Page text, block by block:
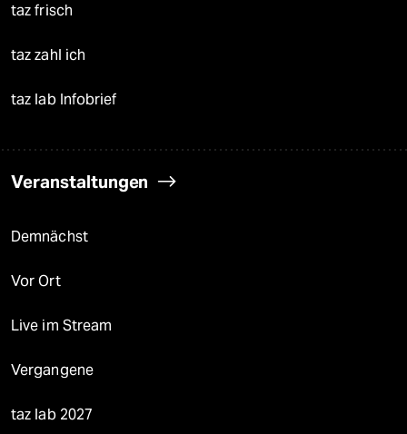
taz frisch
taz zahl ich
taz lab Infobrief
Veranstaltungen
Demnächst
Vor Ort
Live im Stream
Vergangene
taz lab 2027